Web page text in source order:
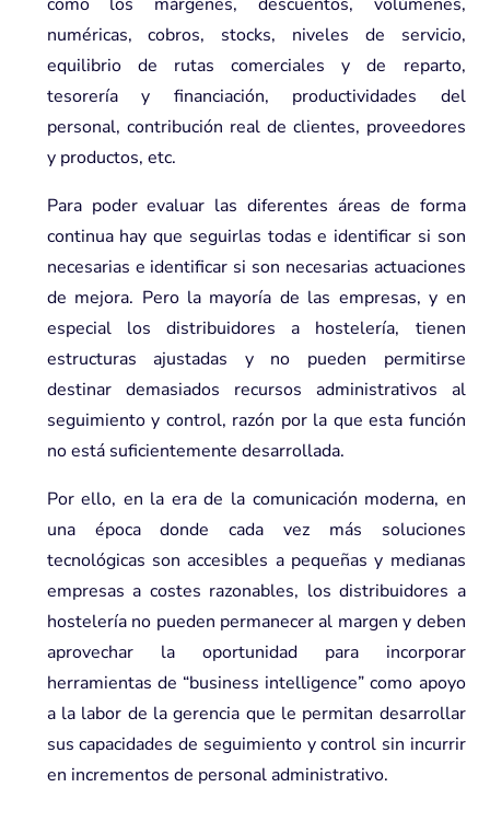
numéricas, cobros, stocks, niveles de servicio,
equilibrio de rutas comerciales y de reparto,
tesorería y financiación, productividades del
personal, contribución real de clientes, proveedores
y productos, etc.
Para poder evaluar las diferentes áreas de forma
continua hay que seguirlas todas e identificar si son
necesarias e identificar si son necesarias actuaciones
de mejora. Pero la mayoría de las empresas, y en
especial los distribuidores a hostelería, tienen
estructuras ajustadas y no pueden permitirse
destinar demasiados recursos administrativos al
seguimiento y control, razón por la que esta función
no está suficientemente desarrollada.
Por ello, en la era de la comunicación moderna, en
una época donde cada vez más soluciones
tecnológicas son accesibles a pequeñas y medianas
empresas a costes razonables, los distribuidores a
hostelería no pueden permanecer al margen y deben
aprovechar la oportunidad para incorporar
herramientas de “business intelligence” como apoyo
a la labor de la gerencia que le permitan desarrollar
sus capacidades de seguimiento y control sin incurrir
en incrementos de personal administrativo.